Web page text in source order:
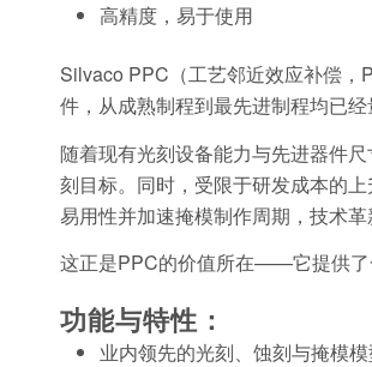
高精度，易于使用
Silvaco PPC（工艺邻近效应补偿
件，从成熟制程到最先进制程均已
随着现有光刻设备能力与先进器件
刻目标。同时，受限于研发成本的
易用性并加速掩模制作周期，技术革
这正是PPC的价值所在——它提供了
功能与特性：
业内领先的光刻、蚀刻与掩模